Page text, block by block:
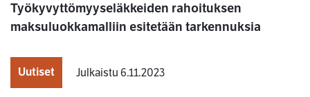
Työkyvyttömyyseläkkeiden rahoituksen
maksuluokkamalliin esitetään tarkennuksia
Uutiset Julkaistu 6.11.2023